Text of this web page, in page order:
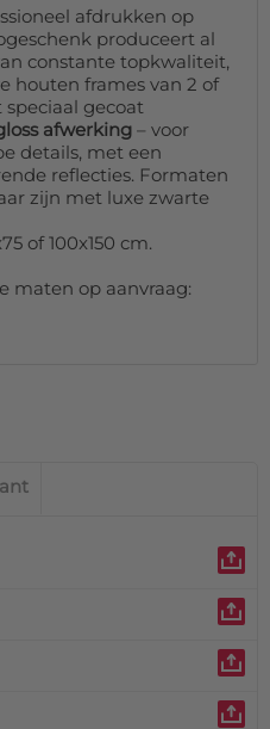
afdrukken op
produceert al
constante topkwaliteit,
houten frames van 2 of
gecoat
afwerking – voor
details, met een
reflecties. Formaten
zijn met luxe zwarte
of 100x150 cm.
maten op aanvraag: